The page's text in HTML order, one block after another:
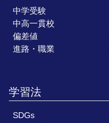
中学受験
中高一貫校
偏差値
進路・職業
学習法
SDGs